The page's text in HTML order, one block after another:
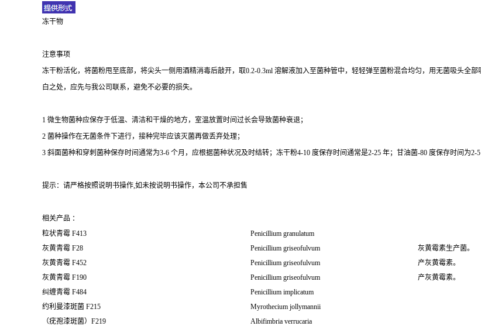
冻干物
注意事项
冻干粉活化，将菌粉甩至底部，将尖头一侧用酒精消毒后敲开，取0.2-0.3ml 溶解液加入至菌种管中，轻轻弹至菌粉混合均匀，用无菌吸头全
白之处，应先与我公司联系，避免不必要的损失。
1 微生物菌种应保存于低温、清洁和干燥的地方，室温放置时间过长会导致菌种衰退；
2 菌种操作在无菌条件下进行，接种完毕应该灭菌再做丢弃处理；
3 斜面菌种和穿刺菌种保存时间通常为3-6 个月，应根据菌种状况及时结转；冻干粉4-10 度保存时间通常是2-25 年；甘油菌-80 度保存时间为2-5
提示：请严格按照说明书操作,如未按说明书操作，本公司不承担售
相关产品 ：
粒状青霉 F413
Penicillium granulatum
灰黄青霉 F28
Penicillium griseofulvum
灰黄霉素生产菌。
灰黄青霉 F452
Penicillium griseofulvum
产灰黄霉素。
灰黄青霉 F190
Penicillium griseofulvum
产灰黄霉素。
纠缠青霉 F484
Penicillium implicatum
约利曼漆斑菌 F215
Myrothecium jollymannii
（疣孢漆斑菌）F219
Albifimbria verrucaria